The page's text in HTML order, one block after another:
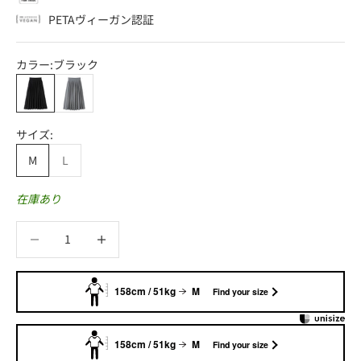
PETAヴィーガン認証
カラー:ブラック
ブラック グレイメランジ
サイズ:
M
L
在庫あり
158cm / 51kg M Find your size
158cm / 51kg M Find your size